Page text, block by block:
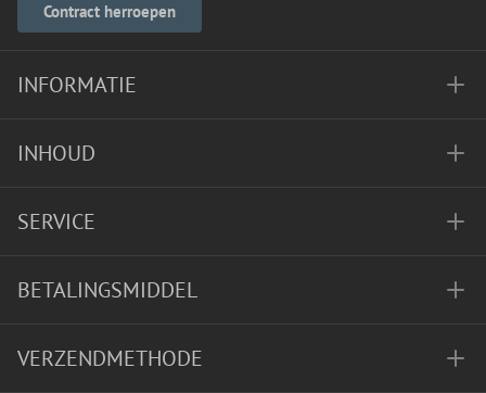
Contract herroepen
INFORMATIE
INHOUD
SERVICE
BETALINGSMIDDEL
VERZENDMETHODE